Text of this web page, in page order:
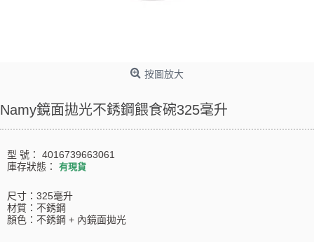
按圖放大
Namy鏡面拋光不銹鋼餵食碗325毫升
型 號： 4016739663061
庫存狀態： 有現貨
尺寸：325毫升
材質：不銹鋼
顏色：不銹鋼 + 內鏡面拋光